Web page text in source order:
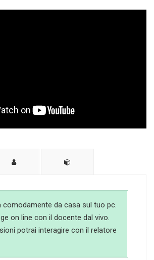
comodamente da casa sul tuo pc.
on line con il docente dal vivo.
potrai interagire con il relatore